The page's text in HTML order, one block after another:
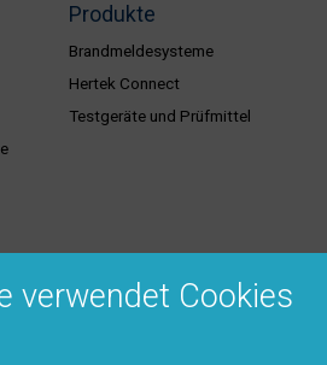
Produkte
Brandmeldesysteme
Hertek Connect
Testgeräte und Prüfmittel
verwendet Cookies